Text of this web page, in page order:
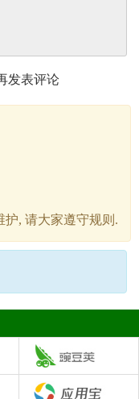
发表评论
护, 请大家遵守规则.